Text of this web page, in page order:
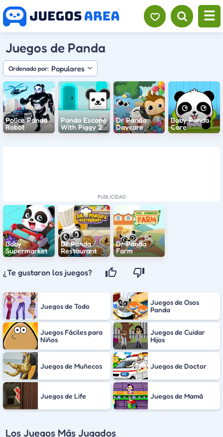
Juegos de Panda
Ordenado por: Populares
Police Panda
Robot
Panda Escape
With Piggy 2
Dr Panda
Daycare
Baby Panda
Care
Baby
Supermarket
Dr Panda
Restaurant
Dr Panda
Farm
¿Te gustaron los juegos?
Juegos de Todo
Juegos de Osos
Panda
Juegos Fáciles para
Niños
Juegos de Cuidar
Hijos
Juegos de Muñecos Juegos de Doctor
Juegos de Life Juegos de Mamá
Los Juegos Más Jugados